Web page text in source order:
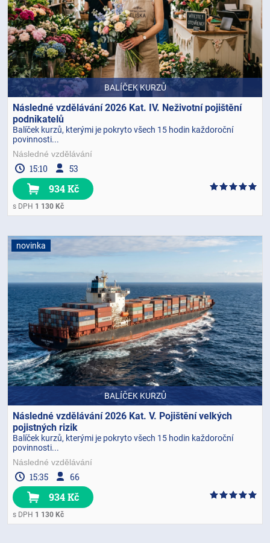
BALÍČEK KURZŮ
Následné vzdělávání 2026 Kat. IV. Neživotní pojištění
podnikatelů
Balíček kurzů, kterými je pokryto všech 15 hodin každoroční
povinnosti...
Následné vzdělávání
15:10 53
934 Kč
s DPH 1 130 Kč
novinka
BALÍČEK KURZŮ
Následné vzdělávání 2026 Kat. V. Pojištění velkých
pojistných rizik
Balíček kurzů, kterými je pokryto všech 15 hodin každoroční
povinnosti...
Následné vzdělávání
15:35 66
934 Kč
s DPH 1 130 Kč